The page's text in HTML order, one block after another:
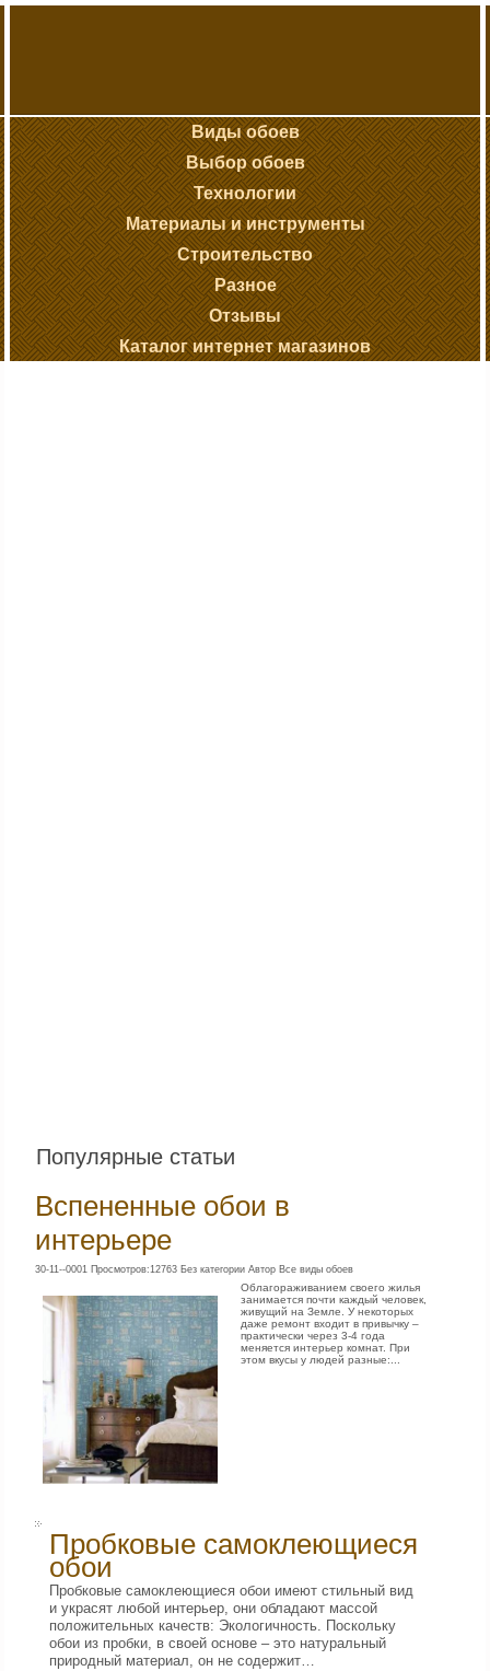
Виды обоев
Выбор обоев
Технологии
Материалы и инструменты
Строительство
Разное
Отзывы
Каталог интернет магазинов
Популярные статьи
Вспененные обои в
интерьере
30-11--0001 Просмотров:12763 Без категории Автор Все виды обоев
Облагораживанием своего жилья
занимается почти каждый человек,
живущий на Земле. У некоторых
даже ремонт входит в привычку –
практически через 3-4 года
меняется интерьер комнат. При
этом вкусы у людей разные:...
Пробковые самоклеющиеся
обои
Пробковые самоклеющиеся обои имеют стильный вид
и украсят любой интерьер, они обладают массой
положительных качеств: Экологичность. Поскольку
обои из пробки, в своей основе – это натуральный
природный материал, он не содержит…